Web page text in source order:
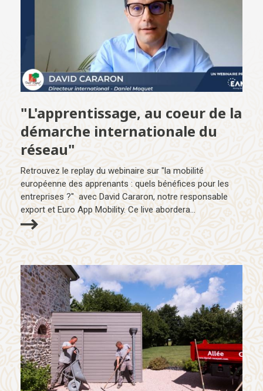
"L'apprentissage, au coeur de la
démarche internationale du
réseau"
Retrouvez le replay du webinaire sur "la mobilité
européenne des apprenants : quels bénéfices pour les
entreprises ?" avec David Cararon, notre responsable
export et Euro App Mobility. Ce live abordera...